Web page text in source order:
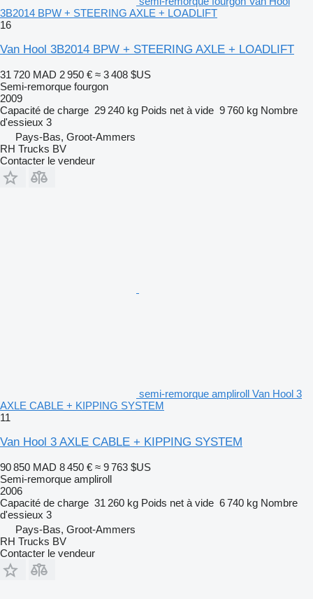
3B2014 BPW + STEERING AXLE + LOADLIFT
16
Van Hool 3B2014 BPW + STEERING AXLE + LOADLIFT
31 720 MAD 2 950 € ≈ 3 408 $US
Semi-remorque fourgon
2009
Capacité de charge 29 240 kg Poids net à vide 9 760 kg Nombre
d'essieux 3
Pays-Bas, Groot-Ammers
RH Trucks BV
Contacter le vendeur
semi-remorque ampliroll Van Hool 3
AXLE CABLE + KIPPING SYSTEM
11
Van Hool 3 AXLE CABLE + KIPPING SYSTEM
90 850 MAD 8 450 € ≈ 9 763 $US
Semi-remorque ampliroll
2006
Capacité de charge 31 260 kg Poids net à vide 6 740 kg Nombre
d'essieux 3
Pays-Bas, Groot-Ammers
RH Trucks BV
Contacter le vendeur